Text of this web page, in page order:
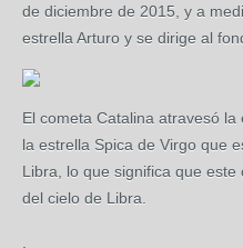
de diciembre de 2015, y a
estrella Arturo y se dirige al
El cometa Catalina atravesó
la estrella Spica de Virgo que
Libra, lo que significa que
del cielo de Libra.